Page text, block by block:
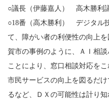
○議長（伊藤嘉人） 高木勝利議
○18番（高木勝利） デジタル
て、障がい者の利便性の向上
賀市の事例のように、ＡＩ相
ことにより、窓口相談対応を
市民サービスの向上を図るだ
るなど、ＤＸの可能性は計り